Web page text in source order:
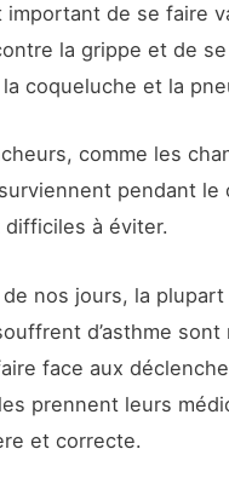
important de se faire
la grippe et de
coqueluche et la
comme les
pendant le
à éviter.
nos jours, la plupart
d’asthme sont
face aux
prennent leurs
et correcte.